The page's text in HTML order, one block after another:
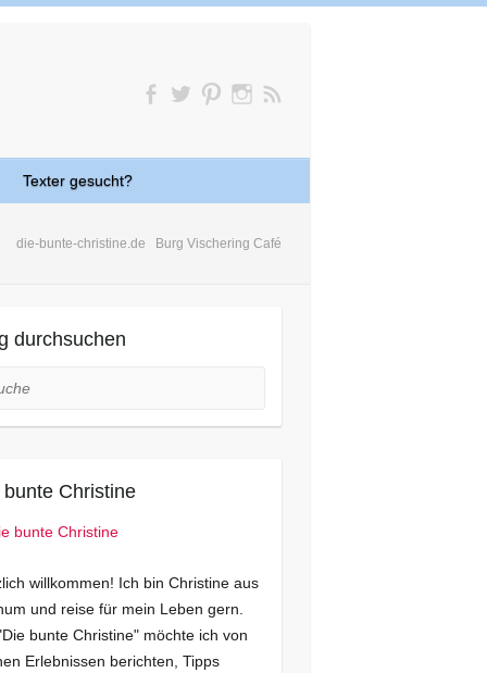
Texter gesucht?
die-bunte-christine.de Burg Vischering Café
durchsuchen
bunte Christine
willkommen! Ich bin Christine aus
und reise für mein Leben gern.
bunte Christine" möchte ich von
Erlebnissen berichten, Tipps